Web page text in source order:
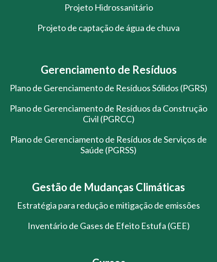
Projeto Hidrossanitário
Projeto de captação de água de chuva
Gerenciamento de Resíduos
Plano de Gerenciamento de Resíduos Sólidos (PGRS)
Plano de Gerenciamento de Resíduos da Construção
Civil (PGRCC)
Plano de Gerenciamento de Resíduos de Serviços de
Saúde (PGRSS)
Gestão de Mudanças Climáticas
Estratégia para redução e mitigação de emissões
Inventário de Gases de Efeito Estufa (GEE)